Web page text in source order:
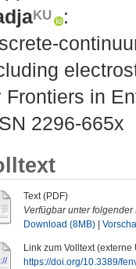
:
Frontiers in
2296-665x
Text (PDF)
Verfügbar unter folgender
Download (8MB)
Link zum Volltext (externe
https://doi.org/10.3389/